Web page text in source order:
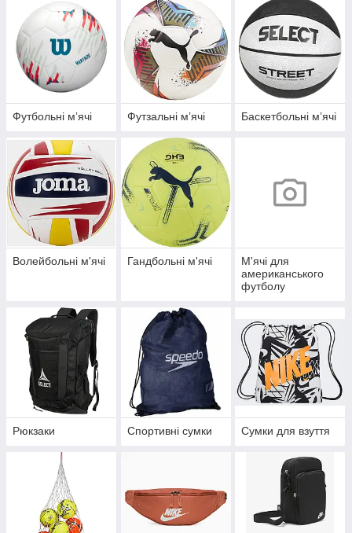
Футбольні мʼячі Футзальні мʼячі Баскетбольні мʼячі
Волейбольні м'ячі Гандбольні м'ячі
М'ячі для
американського
футболу
Рюкзаки Спортивні сумки Сумки для взуття